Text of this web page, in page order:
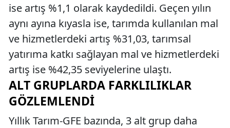
ise artış %1,1 olarak kaydedildi. Geçen yılın
aynı ayına kıyasla ise, tarımda kullanılan mal
ve hizmetlerdeki artış %31,03, tarımsal
yatırıma katkı sağlayan mal ve hizmetlerdeki
artış ise %42,35 seviyelerine ulaştı.
ALT GRUPLARDA FARKLILIKLAR
GÖZLEMLENDI
Yıllık Tarım-GFE bazında, 3 alt grup daha